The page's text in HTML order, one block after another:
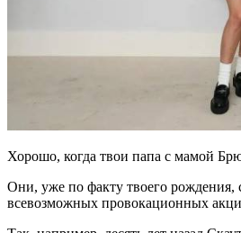
Хорошо, когда твои папа с мамой
Они, уже по факту твоего рождения,
всевозможных провокационных